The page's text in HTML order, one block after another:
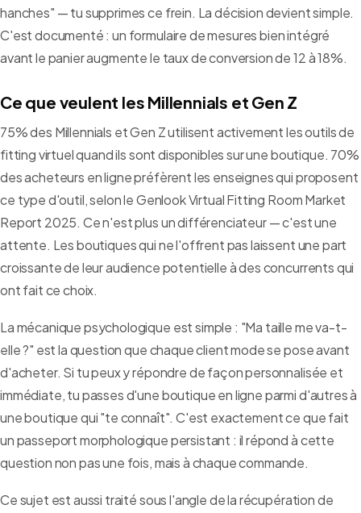
hanches" — tu supprimes ce frein. La décision devient simple.
C'est documenté : un formulaire de mesures bien intégré
avant le panier augmente le taux de conversion de 12 à 18%.
Ce que veulent les Millennials et Gen Z
75% des Millennials et Gen Z utilisent activement les outils de
fitting virtuel quand ils sont disponibles sur une boutique. 70%
des acheteurs en ligne préfèrent les enseignes qui proposent
ce type d'outil, selon le Genlook Virtual Fitting Room Market
Report 2025. Ce n'est plus un différenciateur — c'est une
attente. Les boutiques qui ne l'offrent pas laissent une part
croissante de leur audience potentielle à des concurrents qui
ont fait ce choix.
La mécanique psychologique est simple : "Ma taille me va-t-
elle ?" est la question que chaque client mode se pose avant
d'acheter. Si tu peux y répondre de façon personnalisée et
immédiate, tu passes d'une boutique en ligne parmi d'autres à
une boutique qui "te connaît". C'est exactement ce que fait
un passeport morphologique persistant : il répond à cette
question non pas une fois, mais à chaque commande.
Ce sujet est aussi traité sous l'angle de la récupération de